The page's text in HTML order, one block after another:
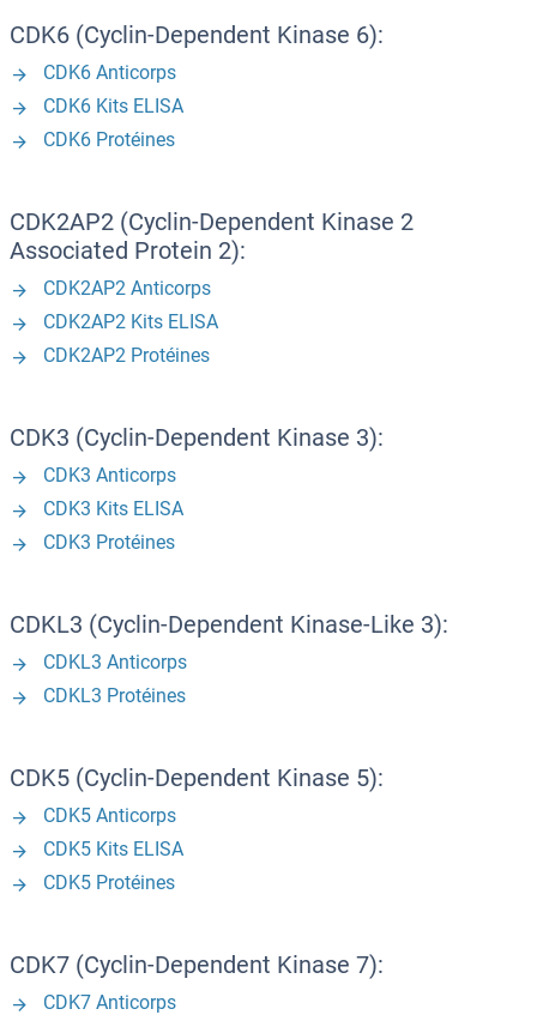
CDK6 (Cyclin-Dependent Kinase 6):
CDK6 Anticorps
CDK6 Kits ELISA
CDK6 Protéines
CDK2AP2 (Cyclin-Dependent Kinase 2
Associated Protein 2):
CDK2AP2 Anticorps
CDK2AP2 Kits ELISA
CDK2AP2 Protéines
CDK3 (Cyclin-Dependent Kinase 3):
CDK3 Anticorps
CDK3 Kits ELISA
CDK3 Protéines
CDKL3 (Cyclin-Dependent Kinase-Like 3):
CDKL3 Anticorps
CDKL3 Protéines
CDK5 (Cyclin-Dependent Kinase 5):
CDK5 Anticorps
CDK5 Kits ELISA
CDK5 Protéines
CDK7 (Cyclin-Dependent Kinase 7):
CDK7 Anticorps